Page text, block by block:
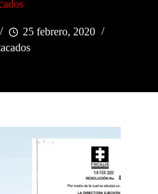
25 febrero, 2020